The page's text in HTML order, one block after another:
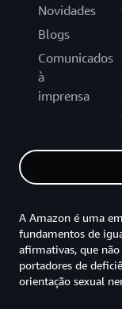
Novidades
Blogs
Comunicados
à
imprensa
A Amazon é uma
fundamentos de
afirmativas, que
portadores de
orientação sexual